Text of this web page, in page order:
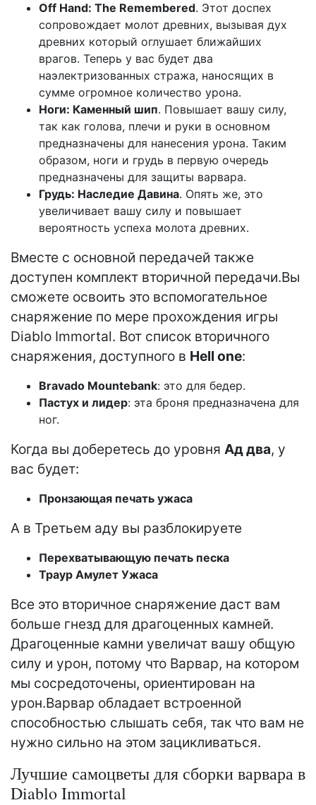
Off Hand: The Remembered. Этот доспех
сопровождает молот древних, вызывая дух
древних который оглушает ближайших
врагов. Теперь у вас будет два
наэлектризованных стража, наносящих в
сумме огромное количество урона.
Ноги: Каменный шип. Повышает вашу силу,
так как голова, плечи и руки в основном
предназначены для нанесения урона. Таким
образом, ноги и грудь в первую очередь
предназначены для защиты варвара.
Грудь: Наследие Давина. Опять же, это
увеличивает вашу силу и повышает
вероятность успеха молота древних.
Вместе с основной передачей также
доступен комплект вторичной передачи.Вы
сможете освоить это вспомогательное
снаряжение по мере прохождения игры
Diablo Immortal. Вот список вторичного
снаряжения, доступного в Hell one:
Bravado Mountebank: это для бедер.
Пастух и лидер: эта броня предназначена для
ног.
Когда вы доберетесь до уровня Ад два, у
вас будет:
Пронзающая печать ужаса
А в Третьем аду вы разблокируете
Перехватывающую печать песка
Траур Амулет Ужаса
Все это вторичное снаряжение даст вам
больше гнезд для драгоценных камней.
Драгоценные камни увеличат вашу общую
силу и урон, потому что Варвар, на котором
мы сосредоточены, ориентирован на
урон.Варвар обладает встроенной
способностью слышать себя, так что вам не
нужно сильно на этом зацикливаться.
Лучшие самоцветы для сборки варвара в
Diablo Immortal